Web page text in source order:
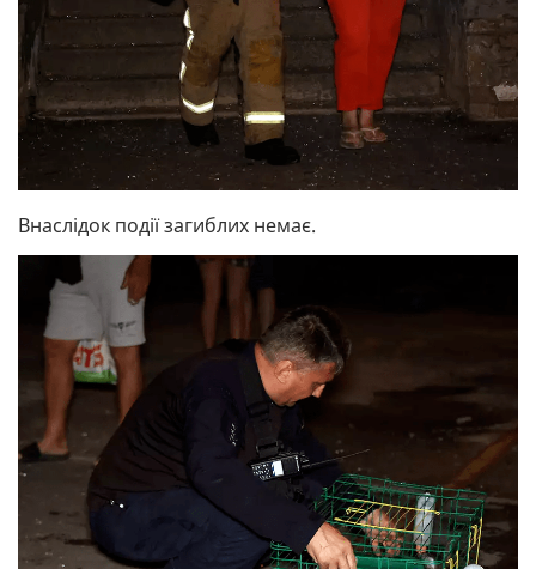
Внаслідок події загиблих немає.